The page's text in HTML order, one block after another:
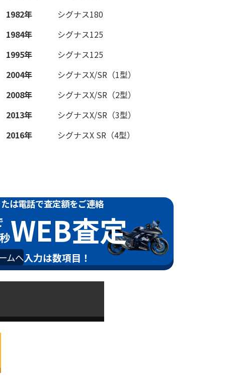
1982年
シグナス180
1984年
シグナス125
1995年
シグナス125
2004年
シグナスX/SR（1型）
2008年
シグナスX/SR（2型）
2013年
シグナスX/SR（3型）
2016年
シグナスX SR（4型）
は電話で査定額をご連絡
WEB査定
ムへ入力は数項目！